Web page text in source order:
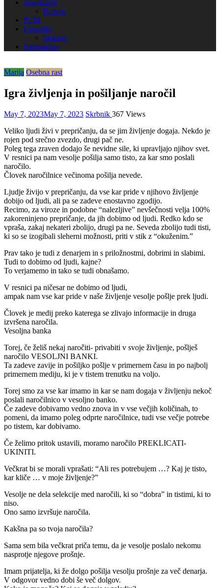
Sproščanje
Roman
PCM
Dogodki
Storitve
Brezplačno
Marija Osebna rast
Igra življenja in pošiljanje naročil
May 7, 2023May 7, 2023 Skrbnik 367 Views
Veliko ljudi živi v prepričanju, da se jim življenje dogaja. Nekdo je
rojen pod srečno zvezdo, drugi pač ne.
Poleg tega zraven dodajo še nevidne sile, ki upravljajo njihov svet.
V resnici pa nam vesolje pošilja samo tisto, za kar smo poslali
naročilo.
Človek naročilnice večinoma pošilja nevede.
Ljudje živijo v prepričanju, da vse kar pride v njihovo življenje
dobijo od ljudi, ali pa se zadeve enostavno zgodijo.
Recimo, za viroze in podobne “nalezljive” nevšečnosti velja 100%
zakoreninjeno prepričanje, da jih dobimo od ljudi. Redko kdo se
vpraša, zakaj nekateri zbolijo, drugi pa ne. Seveda zbolijo tudi tisti,
ki so se izogibali sleherni možnosti, priti v stik z “okuženim.”
Prav tako je tudi z denarjem in s priložnostmi, dobrimi in slabimi.
Tudi to dobimo od ljudi, kajne?
To verjamemo in tako se tudi obnašamo.
V resnici pa ničesar ne dobimo od ljudi,
ampak nam vse kar pride v naše življenje vesolje pošlje prek ljudi.
Človek je medij preko katerega se zlivajo informacije in druga
izvršena naročila.
Vesoljna banka
Torej, če želiš nekaj naročiti- privabiti v svoje življenje, pošlješ
naročilo VESOLJNI BANKI.
Ta zadeve zavije in pošiljko pošlje v primernem času in po najbolj
primernem mediju, ki je v tistem trenutku na voljo.
Torej smo za vse kar imamo in kar se nam dogaja v življenju nekoč
poslali naročilnico v vesoljno banko.
Če zadeve dobivamo vedno znova in v vse večjih količinah, to
pomeni, da imamo poleg odprte naročilnice, tudi vse večje potrebe
po tistem, kar dobivamo.
Če želimo pritok ustavili, moramo naročilo PREKLICATI-
UKINITI.
Večkrat bi se morali vprašati: “Ali res potrebujem …? Kaj je tisto,
kar kliče … v moje življenje?”
Vesolje ne dela selekcije med naročili, ki so “dobra” in tistimi, ki to
niso.
Ono samo izvršuje naročila.
Kakšna pa so tvoja naročila?
Sama sem bila večkrat priča temu, da je vesolje poslalo nekomu
nasprotje njegove prošnje.
Imam prijatelja, ki že dolgo pošilja vesolju prošnje za več denarja.
V odgovor vedno dobi še več dolgov.